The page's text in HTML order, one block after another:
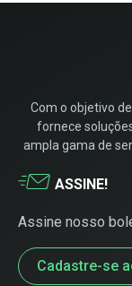
Com o objetivo
fornece
ampla gama de
ASSINE!
Assine nosso
Cadastre-se